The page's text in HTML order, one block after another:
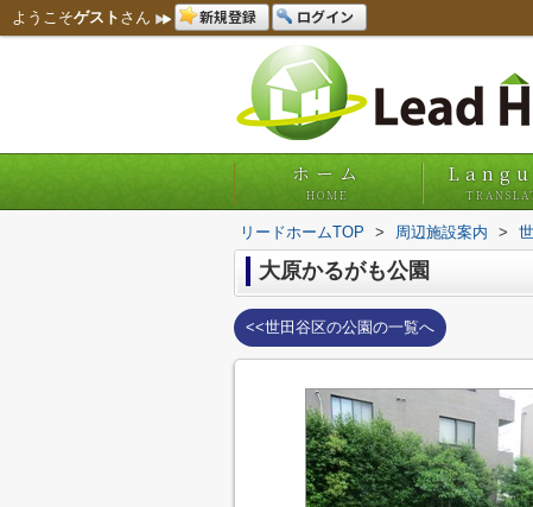
ようこそゲスト さん 新規登録 ログイン
ホーム
HOME
リードホームTOP > 周辺施設案内 >
大原かるがも公園
<<世田谷区の公園の一覧へ